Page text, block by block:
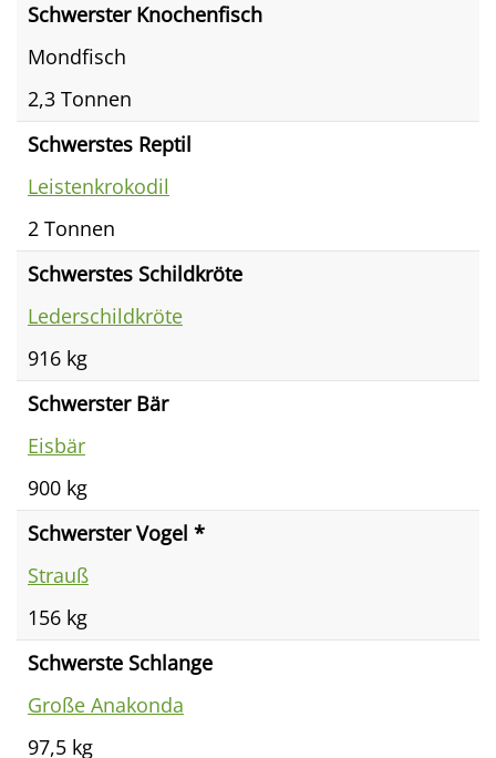
Schwerster Knochenfisch
Mondfisch
2,3 Tonnen
Schwerstes Reptil
Leistenkrokodil
2 Tonnen
Schwerstes Schildkröte
Lederschildkröte
916 kg
Schwerster Bär
Eisbär
900 kg
Schwerster Vogel *
Strauß
156 kg
Schwerste Schlange
Große Anakonda
97,5 kg